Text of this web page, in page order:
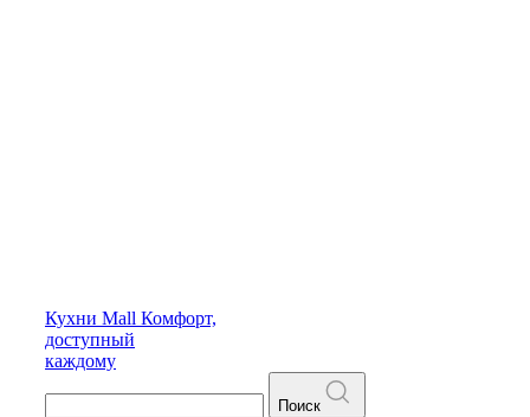
Кухни Mall Комфорт,
доступный
каждому
Поиск